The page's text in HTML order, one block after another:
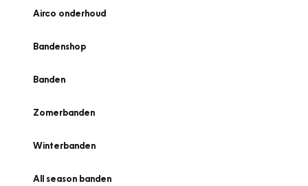
Airco onderhoud
Bandenshop
Banden
Zomerbanden
Winterbanden
All season banden